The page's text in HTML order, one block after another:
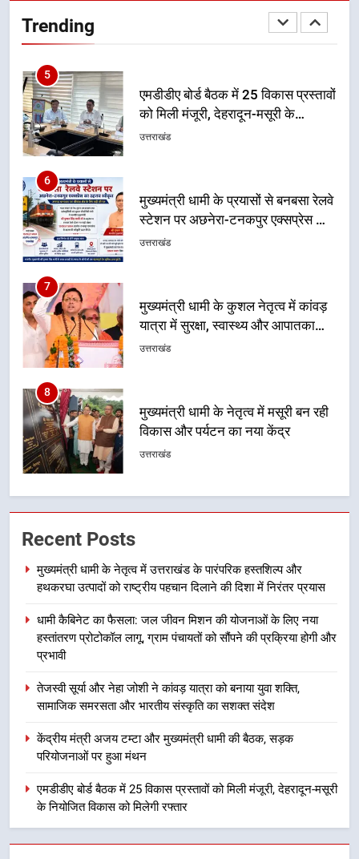
Trending
धामी की बैठक, सड़क परियोजनाओं पर
5
एमडीडीए बोर्ड बैठक में 25 विकास प्रस्तावों
को मिली मंजूरी, देहरादून-मसूरी के
नियोजित विकास को मिलेगी रफ्तार
उत्तराखंड
6
मुख्यमंत्री धामी के प्रयासों से बनबसा रेलवे
स्टेशन पर अछनेरा-टनकपुर एक्सप्रेस का
ठहराव हुआ स्वीकृत
उत्तराखंड
7
मुख्यमंत्री धामी के कुशल नेतृत्व में कांवड़
यात्रा में सुरक्षा, स्वास्थ्य और आपातकालीन
सेवाओं की बनी मजबूत व्यवस्था
उत्तराखंड
8
मुख्यमंत्री धामी के नेतृत्व में मसूरी बन रही
विकास और पर्यटन का नया केंद्र
उत्तराखंड
1
मुख्यमंत्री धामी के नेतृत्व में उत्तराखंड के
निरंतर प्रयास
उत्तराखंड
धामी कैबिनेट का फैसला: जल जीवन
मिशन की योजनाओं के लिए नया हस्तांतरण
की प्रक्रिया होगी और प्रभावी
3
तेजस्वी सूर्या और नेहा जोशी ने कांवड़
यात्रा को बनाया युवा शक्ति, सामाजिक
संदेश
4
Recent Posts
मुख्यमंत्री धामी के नेतृत्व में उत्तराखंड के पारंपरिक हस्तशिल्प और
हथकरघा उत्पादों को राष्ट्रीय पहचान दिलाने की दिशा में निरंतर प्रयास
धामी कैबिनेट का फैसला: जल जीवन मिशन की योजनाओं के लिए नया
हस्तांतरण प्रोटोकॉल लागू, ग्राम पंचायतों को सौंपने की प्रक्रिया होगी और
प्रभावी
तेजस्वी सूर्या और नेहा जोशी ने कांवड़ यात्रा को बनाया युवा शक्ति,
सामाजिक समरसता और भारतीय संस्कृति का सशक्त संदेश
केंद्रीय मंत्री अजय टम्टा और मुख्यमंत्री धामी की बैठक, सड़क
परियोजनाओं पर हुआ मंथन
एमडीडीए बोर्ड बैठक में 25 विकास प्रस्तावों को मिली मंजूरी, देहरादून-मसूरी
के नियोजित विकास को मिलेगी रफ्तार